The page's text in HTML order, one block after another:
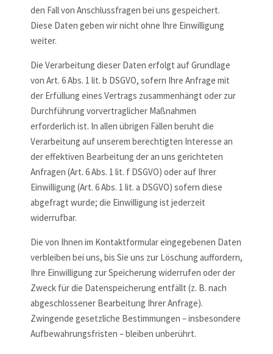
den Fall von Anschlussfragen bei uns gespeichert.
Diese Daten geben wir nicht ohne Ihre Einwilligung
weiter.
Die Verarbeitung dieser Daten erfolgt auf Grundlage
von Art. 6 Abs. 1 lit. b DSGVO, sofern Ihre Anfrage mit
der Erfüllung eines Vertrags zusammenhängt oder zur
Durchführung vorvertraglicher Maßnahmen
erforderlich ist. In allen übrigen Fällen beruht die
Verarbeitung auf unserem berechtigten Interesse an
der effektiven Bearbeitung der an uns gerichteten
Anfragen (Art. 6 Abs. 1 lit. f DSGVO) oder auf Ihrer
Einwilligung (Art. 6 Abs. 1 lit. a DSGVO) sofern diese
abgefragt wurde; die Einwilligung ist jederzeit
widerrufbar.
Die von Ihnen im Kontaktformular eingegebenen Daten
verbleiben bei uns, bis Sie uns zur Löschung auffordern,
Ihre Einwilligung zur Speicherung widerrufen oder der
Zweck für die Datenspeicherung entfällt (z. B. nach
abgeschlossener Bearbeitung Ihrer Anfrage).
Zwingende gesetzliche Bestimmungen – insbesondere
Aufbewahrungsfristen – bleiben unberührt.